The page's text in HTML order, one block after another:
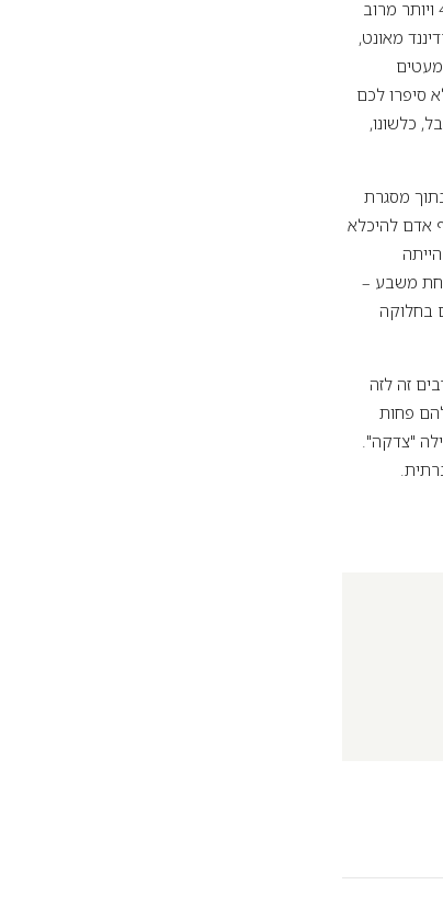
מסוימים כוח מופרז על חשבונם של אחרים. בבריטניה כיום אין זה נדיר שמנהלים בכירים מרוויחים פי 400 ויותר מרוב
מאונט,
הדרום קוריאני הה-ג'ון צ'אנג, "23 דברים שלא סיפרו לכם
כלשונו,
מסגרת
אדם להיכלא
משבע –
בחלוקה
זה לזה
פחות
"צדקה".